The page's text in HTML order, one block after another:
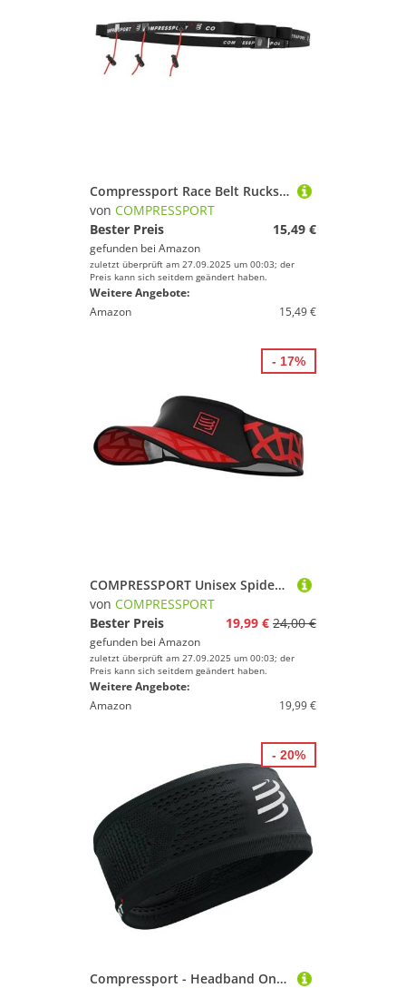
Compressport Race Belt Rucksackhalter Startnummernband Voll verstellbar und funktional - Ideal zum Tragen Ihrer Gels
von COMPRESSPORT
Bester Preis
15,49 €
gefunden bei Amazon
zuletzt überprüft am 27.09.2025 um 00:03; der
Preis kann sich seitdem geändert haben.
Weitere Angebote:
Amazon
15,49 €
COMPRESSPORT Unisex Spiderweb Ultralight Visoren, Rot/Schwarz, Einheitsgröße EU
von COMPRESSPORT
Bester Preis
19,99 € 24,00 €
gefunden bei Amazon
zuletzt überprüft am 27.09.2025 um 00:03; der
Preis kann sich seitdem geändert haben.
Weitere Angebote:
Amazon
19,99 €
- 17%
Compressport - Headband On/Off - Stirnband Gr One Size schwarz
- 20%